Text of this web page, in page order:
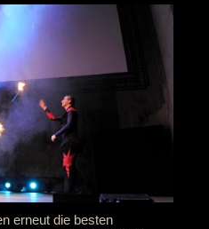
erneut die besten